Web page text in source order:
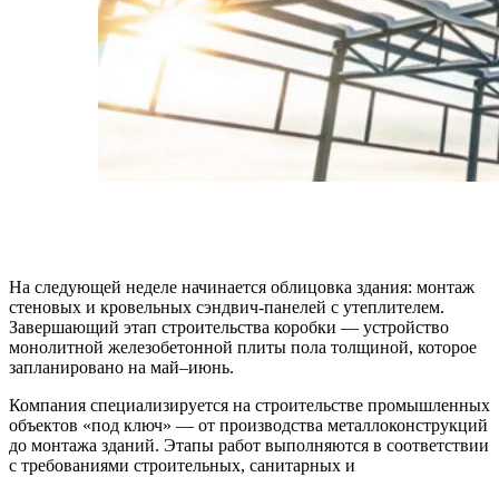
На следующей неделе начинается облицовка здания: монтаж
стеновых и кровельных сэндвич-панелей с утеплителем.
Завершающий этап строительства коробки — устройство
монолитной железобетонной плиты пола толщиной, которое
запланировано на май–июнь.
Компания специализируется на строительстве промышленных
объектов «под ключ» — от производства металлоконструкций
до монтажа зданий. Этапы работ выполняются в соответствии
с требованиями строительных, санитарных и